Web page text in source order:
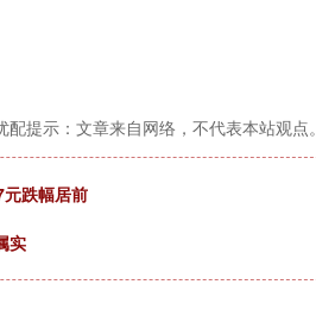
配提示：文章来自网络，不代表本站观点。
跌幅居前
实